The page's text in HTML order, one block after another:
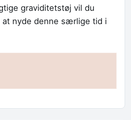
graviditetstøj vil du
nyde denne særlige tid i